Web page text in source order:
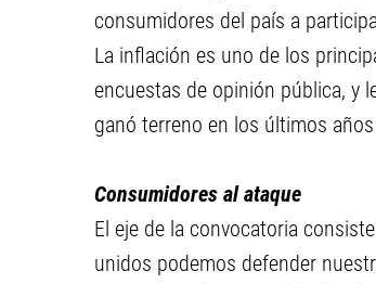
consumidores del país a
La inflación es uno de los
encuestas de opinión pública, y
ganó terreno en los últimos
Consumidores al ataque
El eje de la convocatoria
unidos podemos defender